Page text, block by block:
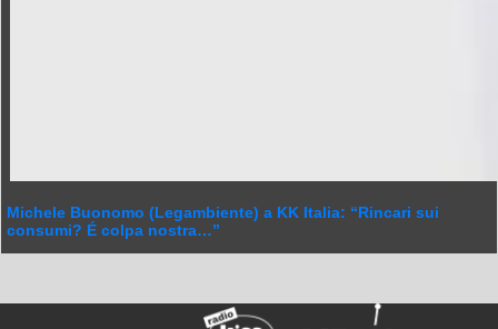
Michele Buonomo (Legambiente) a KK Italia: “Rincari sui
consumi? É colpa nostra…”